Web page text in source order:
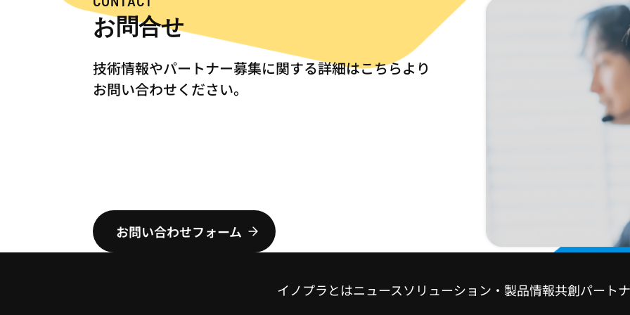
お問合せ
技術情報やパートナー募集に関する詳細はこちらより
お問い合わせください。
お問い合わせフォーム
イノプラとはニュースソリューション・製品情報共創パート